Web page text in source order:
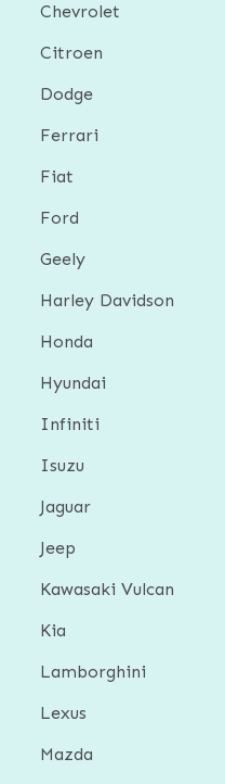
Chevrolet
Citroen
Dodge
Ferrari
Fiat
Ford
Geely
Harley Davidson
Honda
Hyundai
Infiniti
Isuzu
Jaguar
Jeep
Kawasaki Vulcan
Kia
Lamborghini
Lexus
Mazda